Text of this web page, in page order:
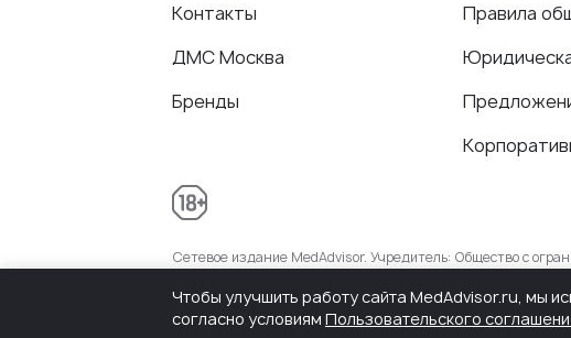
Контакты
ДМС Москва
Бренды
Правила
Сетевое издание MedAdvisor. Учредитель: Общество с
Чтобы улучшить работу сайта MedAdvisor.ru, мы
согласно условиям Пользовательского